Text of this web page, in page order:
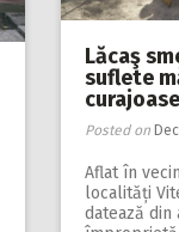
Lăcaş
suflete
curajoase
Posted on
Aflat în
localități
datează din